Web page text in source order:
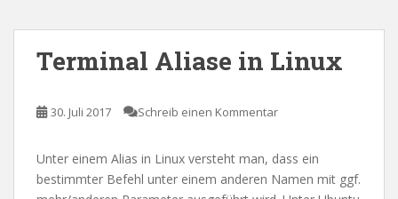
Terminal Aliase in Linux
30. Juli 2017 Schreib einen Kommentar
Unter einem Alias in Linux versteht man, dass ein
bestimmter Befehl unter einem anderen Namen mit ggf.